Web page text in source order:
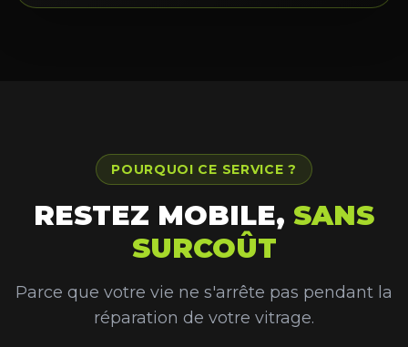
POURQUOI CE SERVICE ?
RESTEZ MOBILE, SANS
SURCOÛT
Parce que votre vie ne s'arrête pas pendant la
réparation de votre vitrage.